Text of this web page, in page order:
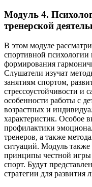
Модуль 4.
тренерской
В этом модуле
спортивной психологии
формирования
Слушатели изучат
занятиям спортом,
стрессоустойчивости и
особенности работы с
возрастных и
характеристик. Особое
профилактики
тренеров, а также
ситуаций. Модуль
принципы честной игры
спорт. Будут
стратегии для развития